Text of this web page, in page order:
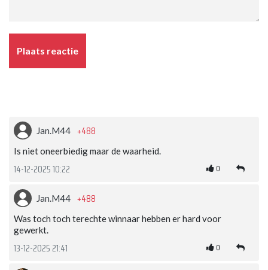
Plaats reactie
Jan.M44 +488
Is niet oneerbiedig maar de waarheid.
14-12-2025 10:22 0
Jan.M44 +488
Was toch toch terechte winnaar hebben er hard voor
gewerkt.
13-12-2025 21:41 0